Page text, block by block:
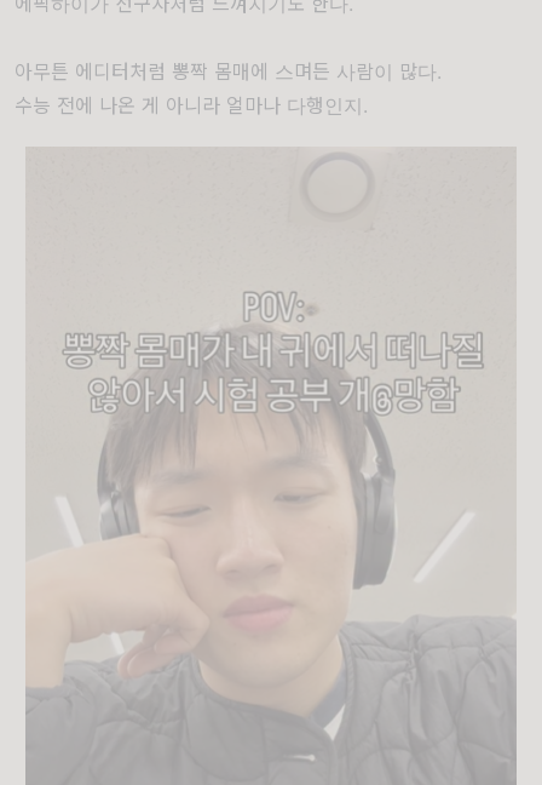
아무튼 에디터처럼 뽕짝 몸매에 스며든 사람이 많다.
수능 전에 나온 게 아니라 얼마나 다행인지.